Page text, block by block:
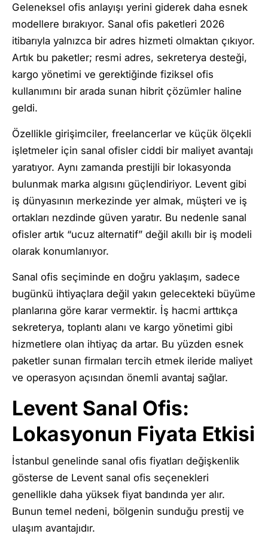
Geleneksel ofis anlayışı yerini giderek daha esnek
modellere bırakıyor. Sanal ofis paketleri 2026
itibarıyla yalnızca bir adres hizmeti olmaktan çıkıyor.
Artık bu paketler; resmi adres, sekreterya desteği,
kargo yönetimi ve gerektiğinde fiziksel ofis
kullanımını bir arada sunan hibrit çözümler haline
geldi.
Özellikle girişimciler, freelancerlar ve küçük ölçekli
işletmeler için sanal ofisler ciddi bir maliyet avantajı
yaratıyor. Aynı zamanda prestijli bir lokasyonda
bulunmak marka algısını güçlendiriyor. Levent gibi
iş dünyasının merkezinde yer almak, müşteri ve iş
ortakları nezdinde güven yaratır. Bu nedenle sanal
ofisler artık “ucuz alternatif” değil akıllı bir iş modeli
olarak konumlanıyor.
Sanal ofis seçiminde en doğru yaklaşım, sadece
bugünkü ihtiyaçlara değil yakın gelecekteki büyüme
planlarına göre karar vermektir. İş hacmi arttıkça
sekreterya, toplantı alanı ve kargo yönetimi gibi
hizmetlere olan ihtiyaç da artar. Bu yüzden esnek
paketler sunan firmaları tercih etmek ileride maliyet
ve operasyon açısından önemli avantaj sağlar.
Levent Sanal Ofis:
Lokasyonun Fiyata Etkisi
İstanbul genelinde sanal ofis fiyatları değişkenlik
gösterse de Levent sanal ofis seçenekleri
genellikle daha yüksek fiyat bandında yer alır.
Bunun temel nedeni, bölgenin sunduğu prestij ve
ulaşım avantajıdır.